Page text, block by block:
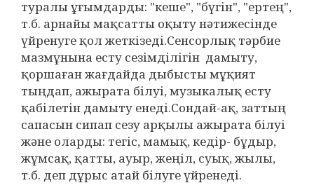
туралы ұғымдарды: "кеше", "бүгін", "ертең",
т.б. арнайы мақсатты оқыту нәтижесінде
үйренуге қол жеткізеді.Сенсорлық тәрбие
мазмұнына есту сезімділігін дамыту,
қоршаған жағдайда дыбысты мұқият
тыңдап, ажырата білуі, музыкалық есту
қабілетін дамыту енеді.Сондай-ақ, заттың
сапасын сипап сезу арқылы ажырата білуі
және оларды: тегіс, мамық, кедір- бұдыр,
жұмсақ, қатты, ауыр, жеңіл, суық, жылы,
т.б. деп дұрыс атай білуге үйренеді.